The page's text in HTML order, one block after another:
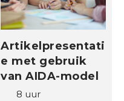
Artikelpresentati
e met gebruik
van AIDA-model
8 uur